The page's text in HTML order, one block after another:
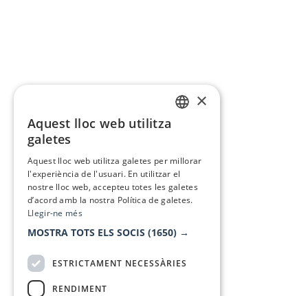
×
Aquest lloc web utilitza
galetes
Aquest lloc web utilitza galetes per millorar
l'experiència de l'usuari. En utilitzar el
nostre lloc web, accepteu totes les galetes
d’acord amb la nostra Política de galetes.
Llegir-ne més
MOSTRA TOTS ELS SOCIS (1650) →
ESTRICTAMENT NECESSÀRIES
RENDIMENT